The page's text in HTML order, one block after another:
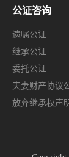
公证咨询
遗嘱公证
继承公证
委托公证
夫妻财产协议
放弃继承权声